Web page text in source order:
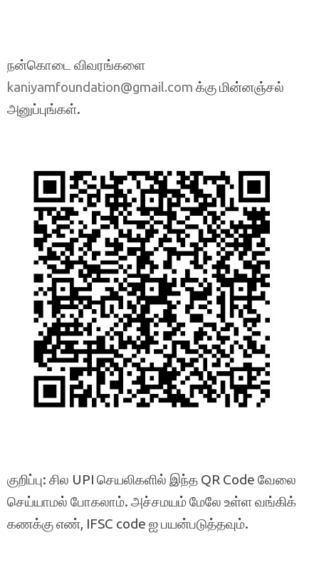
நன்கொடை விவரங்களை
kaniyamfoundation@gmail.com க்கு மின்னஞ்சல்
அனுப்புங்கள்.
குறிப்பு: சில UPI செயலிகளில் இந்த QR Code வேலை
செய்யாமல் போகலாம். அச்சமயம் மேலே உள்ள வங்கிக்
கணக்கு எண், IFSC code ஐ பயன்படுத்தவும்.